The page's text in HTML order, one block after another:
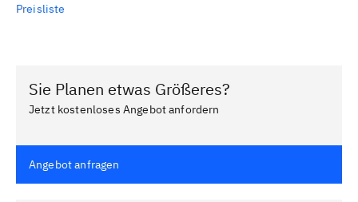
Preisliste
Sie Planen etwas Größeres?
Jetzt kostenloses Angebot anfordern
Angebot anfragen